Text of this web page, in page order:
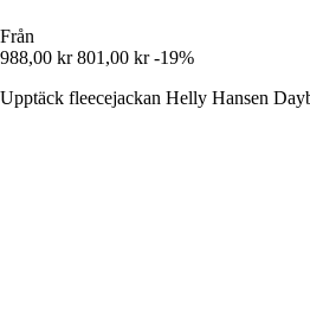
Från
988,00 kr 801,00 kr -19%
Upptäck fleecejackan Helly Hansen